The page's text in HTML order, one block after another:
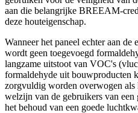
aan die belangrijke BREEAM-
deze houteigenschap.
Wanneer het paneel echter aan de
wordt geen toegevoegd
langzame uitstoot van VOC's
formaldehyde uit bouwproducten
zorgvuldig worden overwogen als
welzijn van de gebruikers van
het behoud van een goede